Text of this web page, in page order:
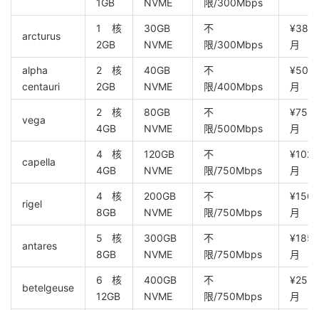
arcturus
1核
2GB
30GB
NVME
不
限/300Mbps
月
alpha
centauri
2核
2GB
40GB
NVME
不
限/400Mbps
月
vega
2核
4GB
80GB
NVME
不
限/500Mbps
月
capella
4核
4GB
120GB
NVME
不
限/750Mbps
月
rigel
4核
8GB
200GB
NVME
不
限/750Mbps
月
antares
5核
8GB
300GB
NVME
不
限/750Mbps
月
betelgeuse
6核
12GB
400GB
NVME
不
限/750Mbps
月